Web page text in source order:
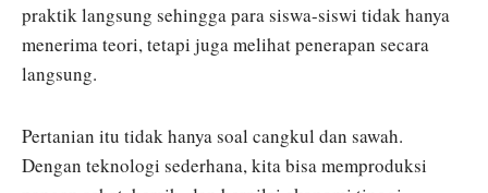
praktik langsung sehingga para siswa-siswi tidak hanya
menerima teori, tetapi juga melihat penerapan secara
langsung.
Pertanian itu tidak hanya soal cangkul dan sawah.
Dengan teknologi sederhana, kita bisa memproduksi